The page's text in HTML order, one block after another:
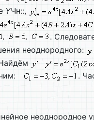
YЧн::,
.
неоднородного:
.
неоднородное